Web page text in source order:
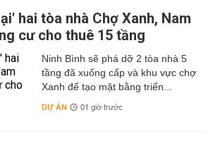
hai tòa nhà Chợ Xanh, Nam
cư cho thuê 15 tầng
Ninh Bình sẽ phá dỡ 2 tòa nhà 5
tầng đã xuống cấp và khu vực chợ
Xanh để tạo mặt bằng triển...
DỰ ÁN 01 giờ trước